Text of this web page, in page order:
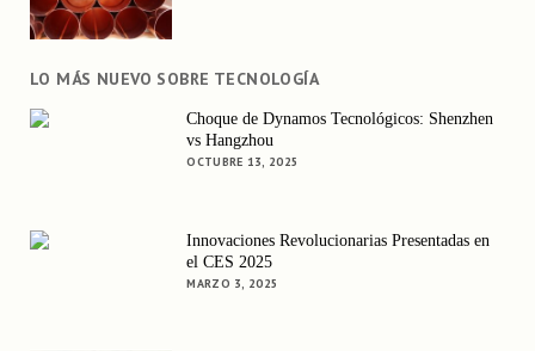
LO MÁS NUEVO SOBRE TECNOLOGÍA
Choque de Dynamos Tecnológicos: Shenzhen
vs Hangzhou
OCTUBRE 13, 2025
Innovaciones Revolucionarias Presentadas en
el CES 2025
MARZO 3, 2025